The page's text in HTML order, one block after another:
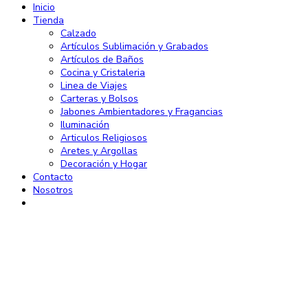
Inicio
Tienda
Calzado
Artículos Sublimación y Grabados
Artículos de Baños
Cocina y Cristaleria
Linea de Viajes
Carteras y Bolsos
Jabones Ambientadores y Fragancias
Iluminación
Articulos Religiosos
Aretes y Argollas
Decoración y Hogar
Contacto
Nosotros